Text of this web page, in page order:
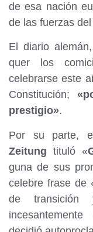
de esa nación
de las fuerzas
El diario
quer los
celebrarse este
Constitución;
prestigio».
Por su parte,
Zeitung tituló «
guna de sus
celebre frase de
de transición